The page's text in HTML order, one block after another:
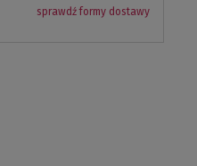
sprawdź formy dostawy